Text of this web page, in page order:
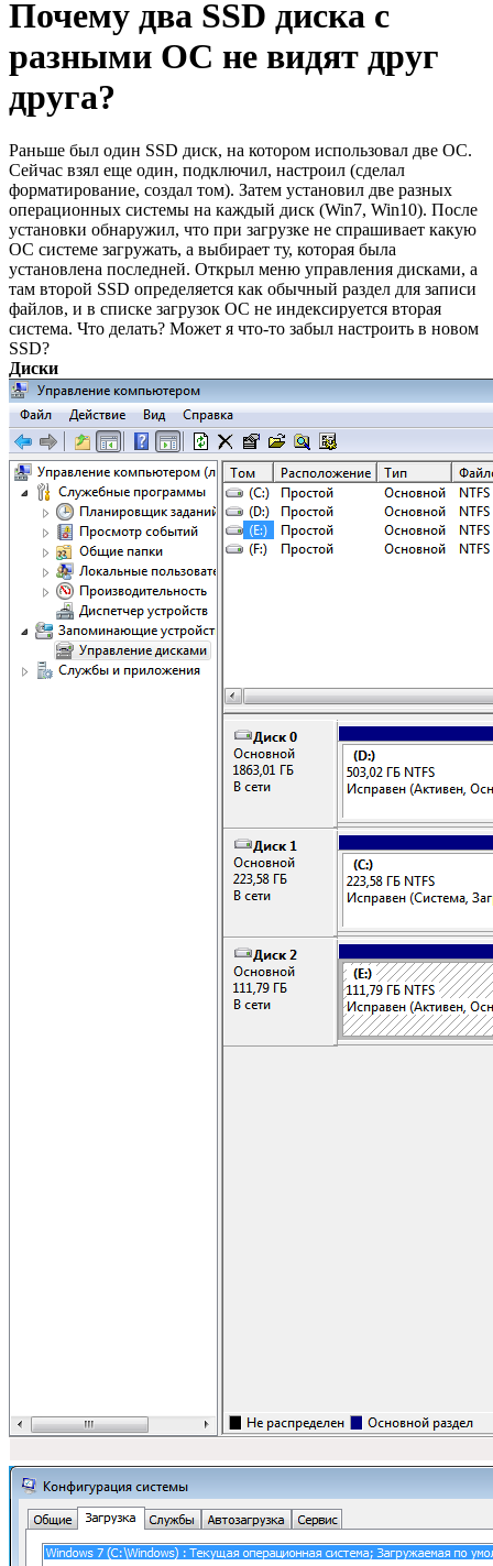
Почему два SSD диска с
разными ОС не видят друг
друга?
Раньше был один SSD диск, на котором использовал две ОС.
Сейчас взял еще один, подключил, настроил (сделал
форматирование, создал том). Затем установил две разных
операционных системы на каждый диск (Win7, Win10). После
установки обнаружил, что при загрузке не спрашивает какую
ОС системе загружать, а выбирает ту, которая была
установлена последней. Открыл меню управления дисками, а
там второй SSD определяется как обычный раздел для записи
файлов, и в списке загрузок ОС не индексируется вторая
система. Что делать? Может я что-то забыл настроить в новом
SSD?
Диски